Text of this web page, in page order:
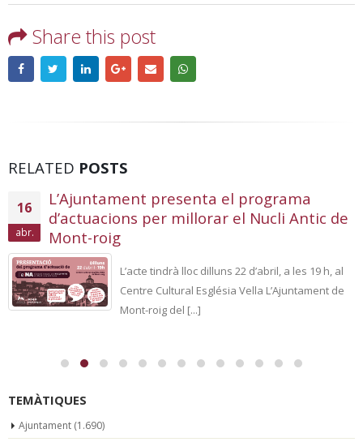
Share this post
RELATED POSTS
16
abr.
L’Ajuntament presenta el programa
d’actuacions per millorar el Nucli Antic de
Mont-roig
L’acte tindrà lloc dilluns 22 d’abril, a les 19 h, al
Centre Cultural Església Vella L’Ajuntament de
Mont-roig del [...]
TEMÀTIQUES
Ajuntament (1.690)